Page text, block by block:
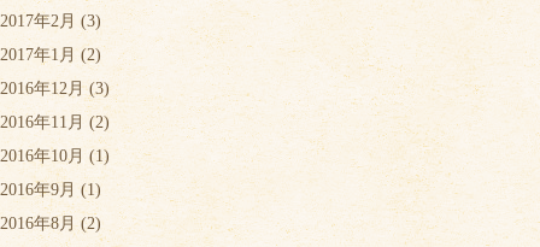
2017年2月 (3)
2017年1月 (2)
2016年12月(3)
2016年11月 (2)
2016年10月 (1)
2016年9月 (1)
2016年8月 (2)